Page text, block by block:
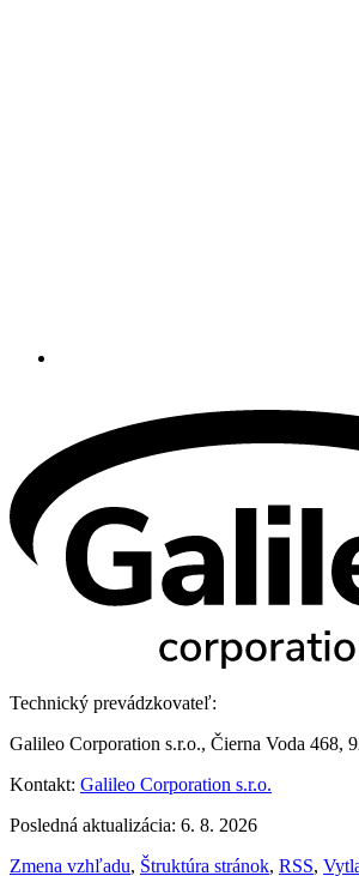
Technický prevádzkovateľ:
Galileo Corporation s.r.o., Čierna Voda 468,
Kontakt: Galileo Corporation s.r.o.
Posledná aktualizácia: 6. 8. 2026
Zmena vzhľadu, Štruktúra stránok, RSS,